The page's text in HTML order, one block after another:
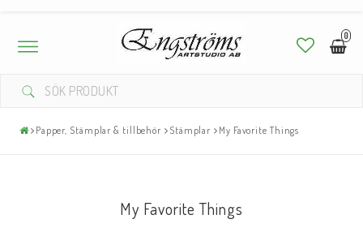
0
Toggle
navigation
Papper, Stämplar & tillbehör Stämplar My Favorite Things
My Favorite Things